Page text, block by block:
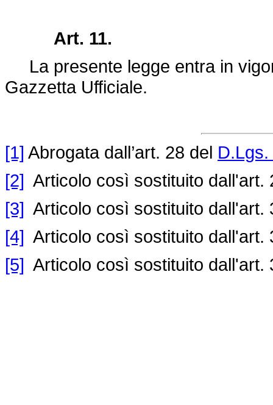
Art. 11.
La presente legge entra in
Gazzetta Ufficiale.
[1] Abrogata dall’art. 28 del
[2] Articolo così sostituito dall'art.
[3] Articolo così sostituito dall'art.
[4] Articolo così sostituito dall'art.
[5] Articolo così sostituito dall'art.